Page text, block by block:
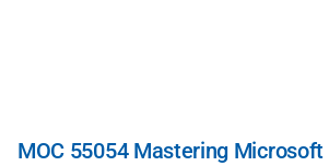
MOC 55054 Mastering